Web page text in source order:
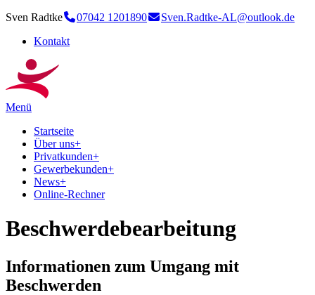
Sven Radtke 07042 1201890
Sven.Radtke-AL@outlook.de
Kontakt
Menü
Startseite
Über uns+
Privatkunden+
Gewerbekunden+
News+
Online-Rechner
Beschwerdebearbeitung
Informationen zum Umgang mit
Beschwerden